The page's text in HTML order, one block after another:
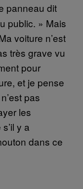
panneau dit
public. » Mais
voiture n’est
très grave vu
pour
et je pense
pas
les
y a
dans ce